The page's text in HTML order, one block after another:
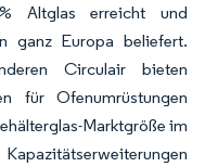
Altglas erreicht und
ganz Europa beliefert.
Circulair bieten
für Ofenumrüstungen
Marktgröße im